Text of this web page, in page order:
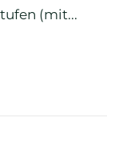
(mit...